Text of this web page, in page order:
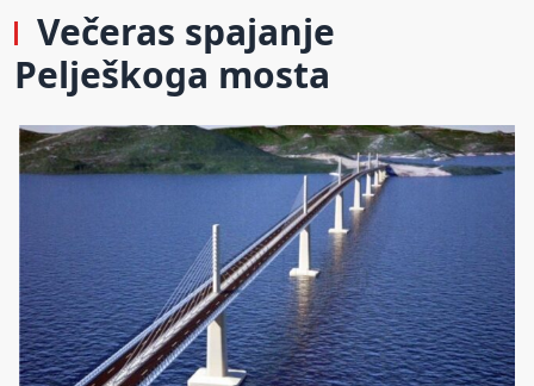
Večeras spajanje
Pelješkoga mosta